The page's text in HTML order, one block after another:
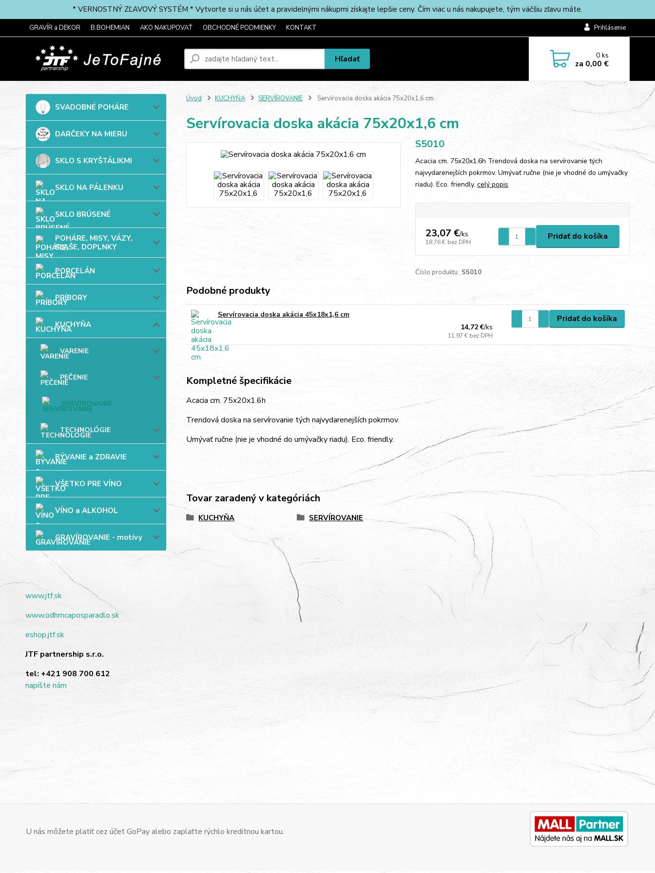
* VERNOSTNÝ ZĽAVOVÝ SYSTÉM * Vytvorte si u nás účet a pravidelnými nákupmi získajte lepšie ceny. Čím viac u nás nakupujete, tým väčšiu zľavu máte.
GRAVÍR a DEKOR B.BOHEMIAN AKO NAKUPOVAŤ OBCHODNÉ PODMIENKY KONTAKT Prihlásenie
Hľadať 0ks
za 0,00 €
SVADOBNÉ POHÁRE
DARČEKY NA MIERU
SKLO S KRYŠTÁLIKMI
SKLO NA PÁLENKU
SKLO BRÚSENÉ
POHÁRE, MISY, VÁZY,
FĽAŠE, DOPLNKY
PORCELÁN
PRÍBORY
KUCHYŇA
VARENIE
PEČENIE
SERVÍROVANIE
TECHNOLÓGIE
BÝVANIE a ZDRAVIE
VŠETKO PRE VÍNO
VÍNO a ALKOHOL
GRAVÍROVANIE - motívy
www.jtf.sk
www.odhrncaposparadlo.sk
eshop.jtf.sk
JTF partnership s.r.o.
tel: +421 908 700 612
napíšte nám
Úvod KUCHYŇA SERVÍROVANIE Servírovacia doska akácia 75x20x1,6 cm
Servírovacia doska akácia 75x20x1,6 cm
S5010
Acacia cm. 75x20x1.6h Trendová doska na servírovanie tých
najvydarenejších pokrmov. Umývať ručne (nie je vhodné do umývačky
riadu). Eco. friendly. celý popis
23,07 €/ks
18,76 € bez DPH
Pridať do košíka
Číslo produktu: S5010
Podobné produkty
Servírovacia doska akácia 45x18x1,6 cm
14,72 €/ks
11,97 € bez DPH
Pridať do košíka
Kompletné špecifikácie
Acacia cm. 75x20x1.6h
Trendová doska na servírovanie tých najvydarenejších pokrmov.
Umývať ručne (nie je vhodné do umývačky riadu). Eco. friendly.
Tovar zaradený v kategóriách
KUCHYŇA SERVÍROVANIE
U nás môžete platiť cez účet GoPay alebo zaplaťte rýchlo kreditnou kartou.